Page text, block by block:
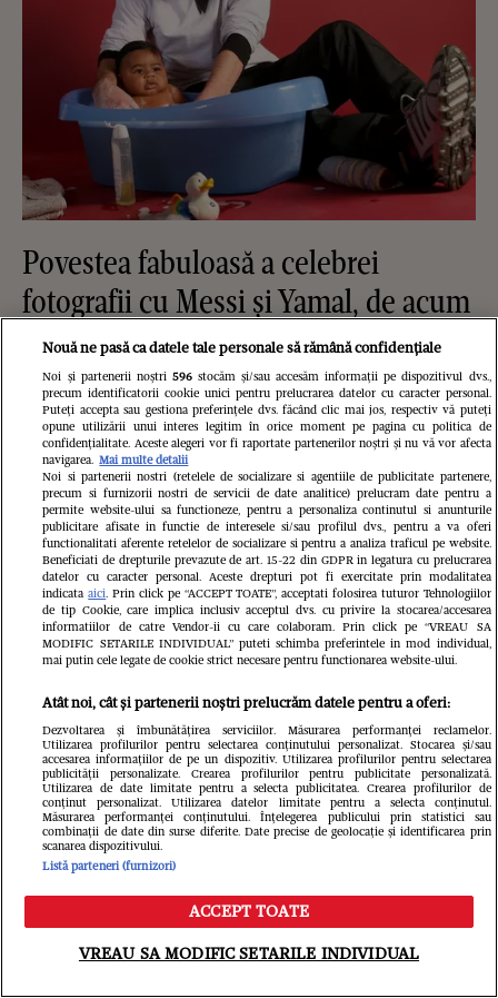
Povestea fabuloasă a celebrei
fotografii cu Messi și Yamal, de acum
19 ani. Cum a ajuns starul Argentinei
să-l „boteze” pe mezinul naționalei
Spaniei: „Începutul a două legende”
Ce s-a întâmplat cu Maria Covasa și
Dani Boy după Insula iubirii. Fosta
concurentă și-a schimbat radical
imaginea, iar el se pregătește să se
căsătorească
Meniu Caută
Nouă ne pasă ca datele tale personale să rămână confidențiale
Noi și partenerii noștri 596stocăm și/sau accesăm informații pe dispozitivul dvs.,
precum identificatorii cookie unici pentru prelucrarea datelor cu caracter personal.
Puteți accepta sau gestiona preferințele dvs. făcând clic mai jos, respectiv vă puteți
opune utilizării unui interes legitim în orice moment pe pagina cu politica de
confidențialitate. Aceste alegeri vor fi raportate partenerilor noștri și nu vă vor afecta
navigarea. Mai multe detalii
Noi si partenerii nostri (retelele de socializare si agentiile de publicitate partenere,
precum si furnizorii nostri de servicii de date analitice) prelucram date pentru a
permite website-ului sa functioneze, pentru a personaliza continutul si anunturile
publicitare afisate in functie de interesele si/sau profilul dvs., pentru a va oferi
functionalitati aferente retelelor de socializare si pentru a analiza traficul pe website.
Beneficiati de drepturile prevazute de art. 15-22 din GDPR in legatura cu prelucrarea
datelor cu caracter personal. Aceste drepturi pot fi exercitate prin modalitatea
indicataaici. Prin click pe “ACCEPT TOATE”, acceptati folosirea tuturor Tehnologiilor
de tip Cookie, care implica inclusiv acceptul dvs. cu privire la stocarea/accesarea
informatiilor de catre Vendor-ii cu care colaboram. Prin click pe “VREAU SA
MODIFIC SETARILE INDIVIDUAL” puteti schimba preferintele in mod individual,
mai putin cele legate de cookie strict necesare pentru functionarea website-ului.
Atât noi, cât și partenerii noștri prelucrăm datele pentru a oferi:
Dezvoltarea și îmbunătățirea serviciilor. Măsurarea performanței reclamelor.
Utilizarea profilurilor pentru selectarea conținutului personalizat. Stocarea și/sau
accesarea informațiilor de pe un dispozitiv. Utilizarea profilurilor pentru selectarea
publicității personalizate. Crearea profilurilor pentru publicitate personalizată.
Utilizarea de date limitate pentru a selecta publicitatea. Crearea profilurilor de
conținut personalizat. Utilizarea datelor limitate pentru a selecta conținutul.
Măsurarea performanței conținutului. Înțelegerea publicului prin statistici sau
combinații de date din surse diferite. Date precise de geolocație și identificarea prin
scanarea dispozitivului.
Listă parteneri (furnizori)
ACCEPT TOATE
VREAU SA MODIFIC SETARILE INDIVIDUAL